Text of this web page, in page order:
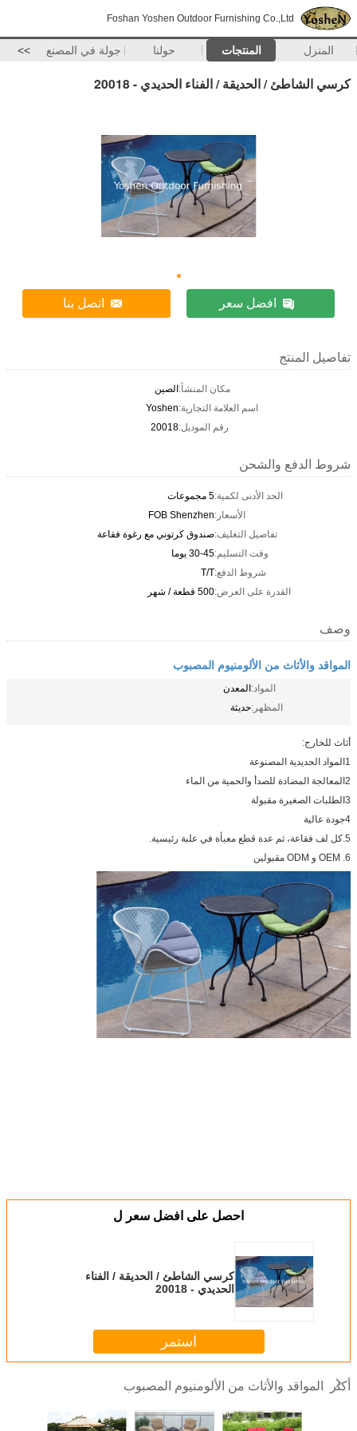
Foshan Yoshen Outdoor Furnishing Co.,Ltd
المنزل المنتجات حولنا جولة في المصنع >>
كرسي الشاطئ / الحديقة / الفناء الحديدي - 20018
افضل سعر اتصل بنا
تفاصيل المنتج
مكان المنشأ:الصين
اسم العلامة التجارية:Yoshen
رقم الموديل:20018
شروط الدفع والشحن
الحد الأدنى لكمية:5 مجموعات
الأسعار:FOB Shenzhen
تفاصيل التغليف:صندوق كرتوني مع رغوة فقاعة
وقت التسليم:30-45 يوما
شروط الدفع:T/T
القدرة على العرض:500 قطعة / شهر
وصف
المواقد والأثاث من الألومنيوم المصبوب
المواد:المعدن
المظهر:حديثة
أثاث للخارج:
1المواد الحديدية المصنوعة
2المعالجة المضادة للصدأ والحمية من الماء
3الطلبات الصغيرة مقبولة
4جودة عالية
5.كل لف فقاعة، ثم عدة قطع معبأة في علبة رئيسية.
6. OEM و ODM مقبولين
احصل على افضل سعر ل
كرسي الشاطئ / الحديقة / الفناء
الحديدي - 20018
استمر
أكثر المواقد والأثاث من الألومنيوم المصبوب